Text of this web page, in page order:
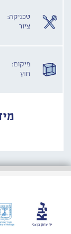
טכניקה:
ציור
מיקום:
חוץ